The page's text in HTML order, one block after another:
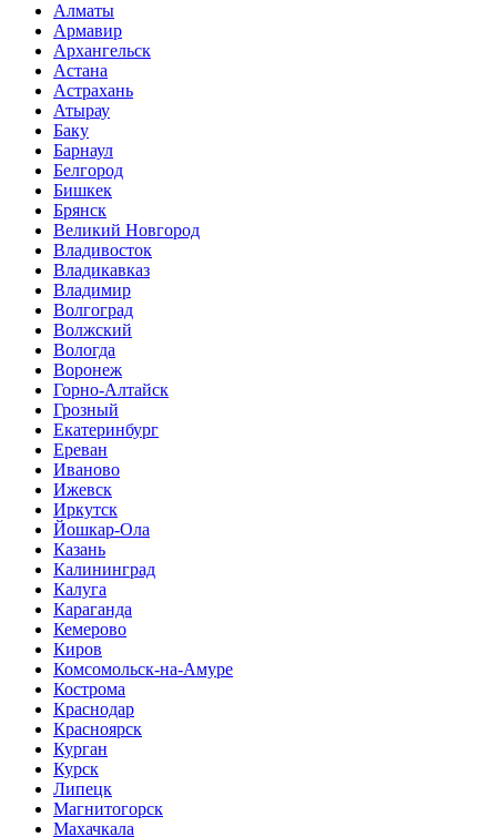
Алматы
Армавир
Архангельск
Астана
Астрахань
Атырау
Баку
Барнаул
Белгород
Бишкек
Брянск
Великий Новгород
Владивосток
Владикавказ
Владимир
Волгоград
Волжский
Вологда
Воронеж
Горно-Алтайск
Грозный
Екатеринбург
Ереван
Иваново
Ижевск
Иркутск
Йошкар-Ола
Казань
Калининград
Калуга
Караганда
Кемерово
Киров
Комсомольск-на-Амуре
Кострома
Краснодар
Красноярск
Курган
Курск
Липецк
Магнитогорск
Махачкала